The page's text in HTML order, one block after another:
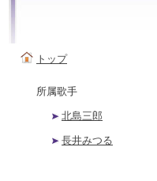
トップ
所属歌手
北島三郎
長井みつる